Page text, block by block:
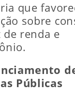
que
sobre
de renda e
Públicas